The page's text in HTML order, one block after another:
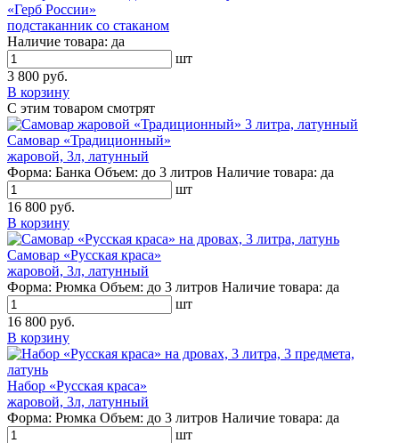
«Герб России»
подстаканник со стаканом
Наличие товара: да
шт
3 800 руб.
В корзину
С этим товаром смотрят
Самовар «Традиционный»
жаровой, 3л, латунный
Форма: Банка Объем: до 3 литров Наличие товара: да
шт
16 800 руб.
В корзину
Самовар «Русская краса»
жаровой, 3л, латунный
Форма: Рюмка Объем: до 3 литров Наличие товара: да
шт
16 800 руб.
В корзину
Набор «Русская краса»
жаровой, 3л, латунный
Форма: Рюмка Объем: до 3 литров Наличие товара: да
шт